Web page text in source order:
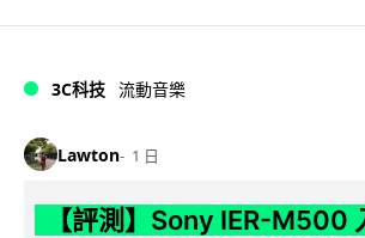
3C科技 流動音樂
Lawton 1 日
【評測】Sony IER-M500